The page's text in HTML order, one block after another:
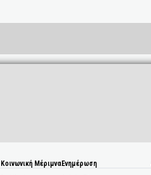
Κοινωνική ΜέριμναΕνημέρωση